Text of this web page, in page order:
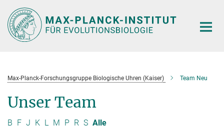
Hauptinhalt
Max-Planck-Forschungsgruppe Biologische Uhren (Kaiser) Team Neu
Unser Team
B F J K L M P R S Alle